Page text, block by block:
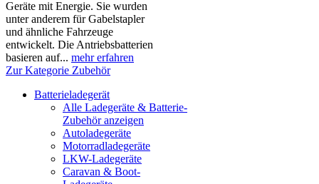
Geräte mit Energie. Sie wurden
unter anderem für Gabelstapler
und ähnliche Fahrzeuge
entwickelt. Die Antriebsbatterien
basieren auf... mehr erfahren
Zur Kategorie Zubehör
Batterieladegerät
Alle Ladegeräte & Batterie-
Zubehör anzeigen
Autoladegeräte
Motorradladegeräte
LKW-Ladegeräte
Caravan & Boot-